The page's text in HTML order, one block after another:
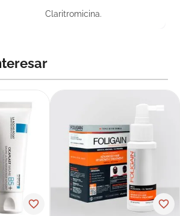
Claritromicina.